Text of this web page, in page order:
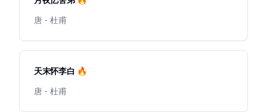
唐 - 杜甫
天末怀李白 🔥
唐 - 杜甫